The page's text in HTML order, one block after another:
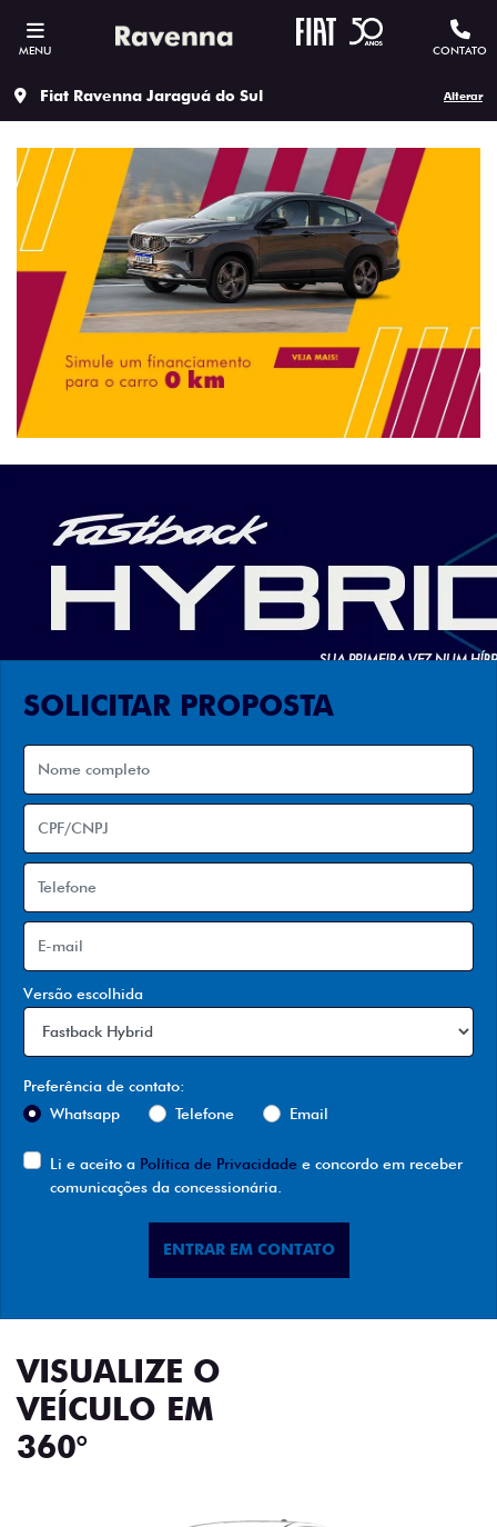
MENU CONTATO
Fiat Ravenna Jaraguá do Sul Alterar
SOLICITAR PROPOSTA
Versão escolhida
Preferência de contato:
Whatsapp
Telefone Email
Li e aceito a Política de Privacidade e concordo em receber
comunicações da concessionária.
ENTRAR EM CONTATO
VISUALIZE O
VEÍCULO EM
360°